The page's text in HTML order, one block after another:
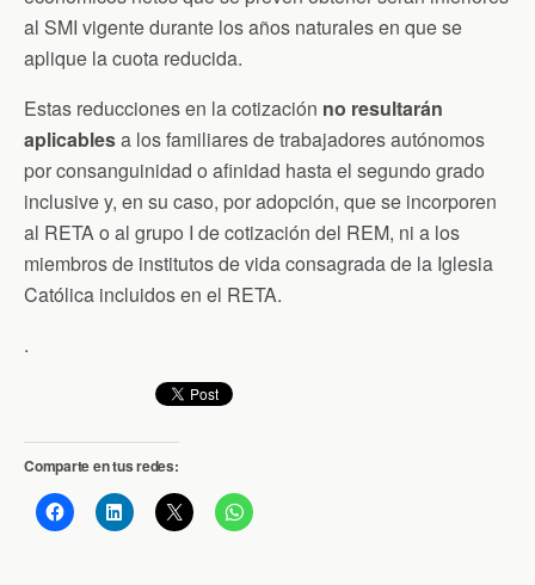
al SMI vigente durante los años naturales en que se
aplique la cuota reducida.
Estas reducciones en la cotización no resultarán
aplicablesa los familiares de trabajadores autónomos
por consanguinidad o afinidad hasta el segundo grado
inclusive y, en su caso, por adopción, que se incorporen
al RETA o al grupo I de cotización del REM, ni a los
miembros de institutos de vida consagrada de la Iglesia
Católica incluidos en el RETA.
.
Comparte en tus redes: